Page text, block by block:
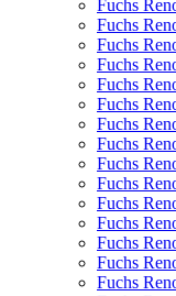
Fuchs
Fuchs
Fuchs
Fuchs
Fuchs
Fuchs
Fuchs
Fuchs
Fuchs
Fuchs
Fuchs
Fuchs
Fuchs
Fuchs
Fuchs